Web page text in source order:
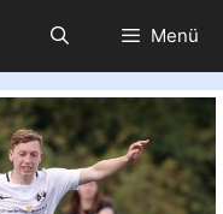
Menü